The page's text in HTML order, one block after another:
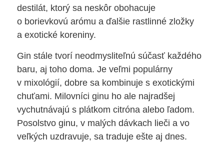
destilát, ktorý sa neskôr obohacuje
o borievkovú arómu a ďalšie rastlinné zložky
a exotické koreniny.
Gin stále tvorí neodmysliteľnú súčasť každého
baru, aj toho doma. Je veľmi populárny
v mixológií, dobre sa kombinuje s exotickými
chuťami. Milovníci ginu ho ale najradšej
vychutnávajú s plátkom citróna alebo ľadom.
Posolstvo ginu, v malých dávkach lieči a vo
veľkých uzdravuje, sa traduje ešte aj dnes.